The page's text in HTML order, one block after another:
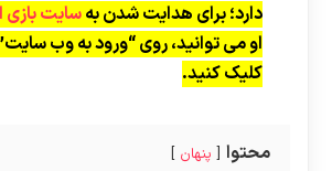
دارد؛ برای هدایت شدن بهسایت بازی
او می توانید، روی “ورود به وب
کلیک کنید.
محتوا پنهان